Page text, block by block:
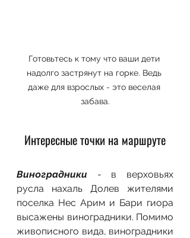
Готовьтесь к тому что ваши дети
надолго застрянут на горке. Ведь
даже для взрослых - это веселая
забава.
Интересные точки на маршруте
Виноградники - в верховьях
русла нахаль Долев жителями
поселка Нес Арим и Бари гиора
высажены виноградники. Помимо
живописного вида, виноградники